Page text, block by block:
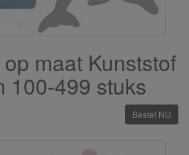
maat Kunststof
100-499 stuks
Bestel NU